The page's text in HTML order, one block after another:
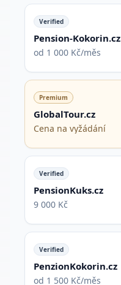
Verified
Pension-Kokorin.cz
od 1 000 Kč/měs
Premium
GlobalTour.cz
Cena na vyžádání
Verified
PensionKuks.cz
9 000 Kč
Verified
PenzionKokorin.cz
od 1 500 Kč/měs